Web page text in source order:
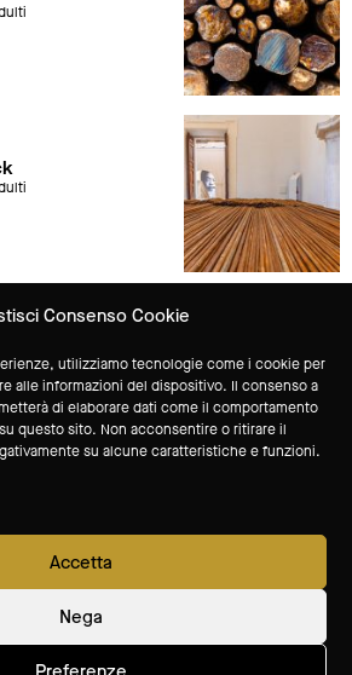
Consenso Cookie
utilizziamo tecnologie come i cookie per
alle informazioni del dispositivo. Il consenso a
di elaborare dati come il comportamento
questo sito. Non acconsentire o ritirare il
su alcune caratteristiche e funzioni.
Accetta
Nega
sulle attività del Museo?
Iscriviti alla newsletter
seguici su